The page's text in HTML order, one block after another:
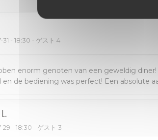
- 18:30 - ゲスト 4
enorm genoten van een geweldig
en de bediening was perfect! Een absolute
L
29 - 18:30 - ゲスト 3